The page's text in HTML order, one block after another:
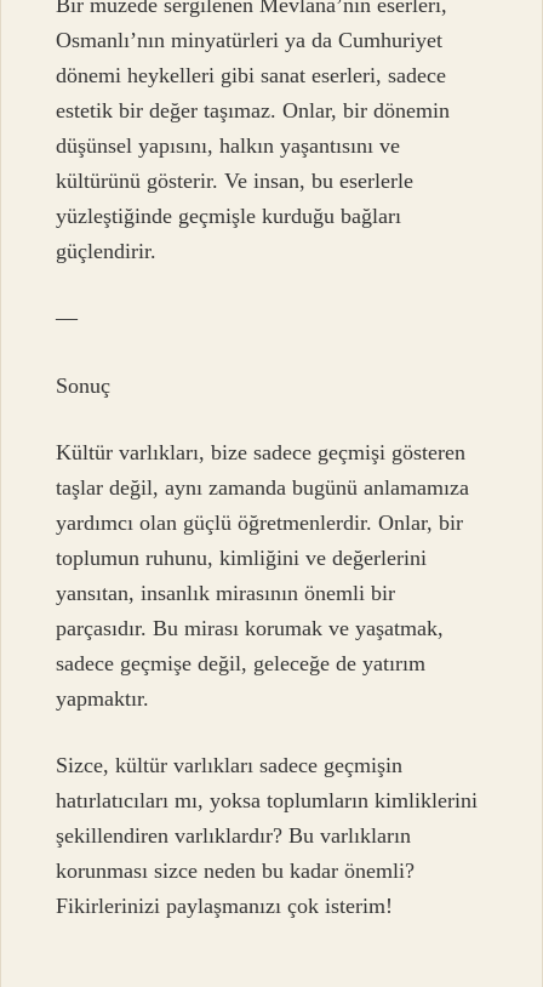
Osmanlı’nın minyatürleri ya da Cumhuriyet
dönemi heykelleri gibi sanat eserleri, sadece
estetik bir değer taşımaz. Onlar, bir dönemin
düşünsel yapısını, halkın yaşantısını ve
kültürünü gösterir. Ve insan, bu eserlerle
yüzleştiğinde geçmişle kurduğu bağları
güçlendirir.
—
Sonuç
Kültür varlıkları, bize sadece geçmişi gösteren
taşlar değil, aynı zamanda bugünü anlamamıza
yardımcı olan güçlü öğretmenlerdir. Onlar, bir
toplumun ruhunu, kimliğini ve değerlerini
yansıtan, insanlık mirasının önemli bir
parçasıdır. Bu mirası korumak ve yaşatmak,
sadece geçmişe değil, geleceğe de yatırım
yapmaktır.
Sizce, kültür varlıkları sadece geçmişin
hatırlatıcıları mı, yoksa toplumların kimliklerini
şekillendiren varlıklardır? Bu varlıkların
korunması sizce neden bu kadar önemli?
Fikirlerinizi paylaşmanızı çok isterim!